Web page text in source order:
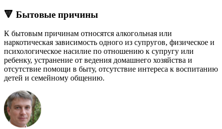
🔻 Бытовые причины
К бытовым причинам относятся алкогольная или
наркотическая зависимость одного из супругов, физическое и
психологическое насилие по отношению к супругу или
ребенку, устранение от ведения домашнего хозяйства и
отсутствие помощи в быту, отсутствие интереса к воспитанию
детей и семейному общению.